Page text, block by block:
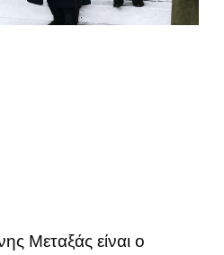
Μεταξάς είναι ο